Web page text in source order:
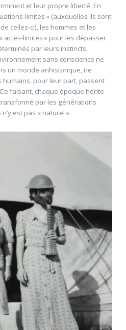
et leur propre liberté. En
limites » (auxquelles ils sont
celles-ci), les hommes et les
limites » pour les dépasser.
par leurs instincts,
sans conscience ne
un monde anhistorique, ne
humains, pour leur part, passent
faisant, chaque époque hérite
par les générations
est pas « naturel ».